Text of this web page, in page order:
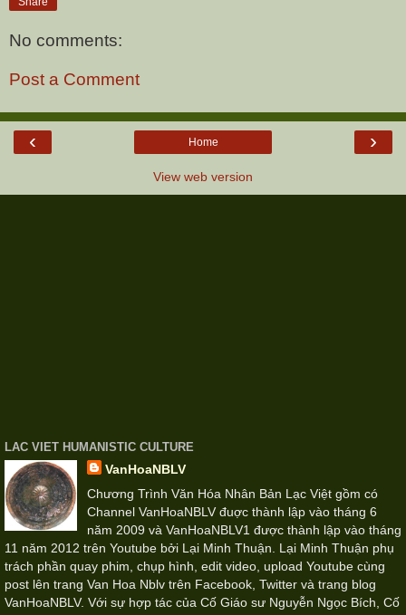
No comments:
Post a Comment
‹ ›
Home
View web version
LAC VIET HUMANISTIC CULTURE
VanHoaNBLV
Chương Trình Văn Hóa Nhân Bản Lạc Việt gồm có
Channel VanHoaNBLV đuợc thành lập vào tháng 6
năm 2009 và VanHoaNBLV1 được thành lập vào tháng
11 năm 2012 trên Youtube bởi Lại Minh Thuận. Lại Minh Thuận phụ
trách phần quay phim, chụp hình, edit video, upload Youtube cùng
post lên trang Van Hoa Nblv trên Facebook, Twitter và trang blog
VanHoaNBLV. Với sự hợp tác của Cố Giáo sư Nguyễn Ngọc Bích, Cố